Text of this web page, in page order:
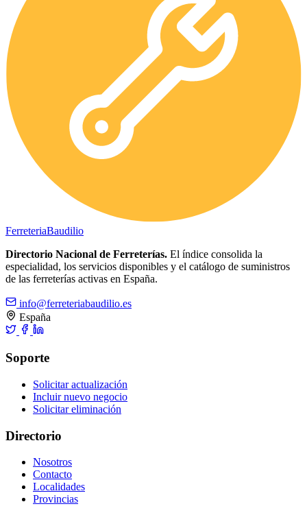
FerreteriaBaudilio
Directorio Nacional de Ferreterías. El índice consolida la
especialidad, los servicios disponibles y el catálogo de suministros
de las ferreterías activas en España.
info@ferreteriabaudilio.es
España
Soporte
Solicitar actualización
Incluir nuevo negocio
Solicitar eliminación
Directorio
Nosotros
Contacto
Localidades
Provincias